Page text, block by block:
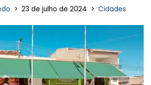
23 de julho de 2024 Cidades